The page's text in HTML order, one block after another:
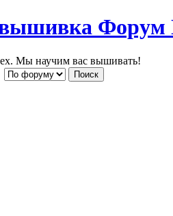
Мы научим вас вышивать!